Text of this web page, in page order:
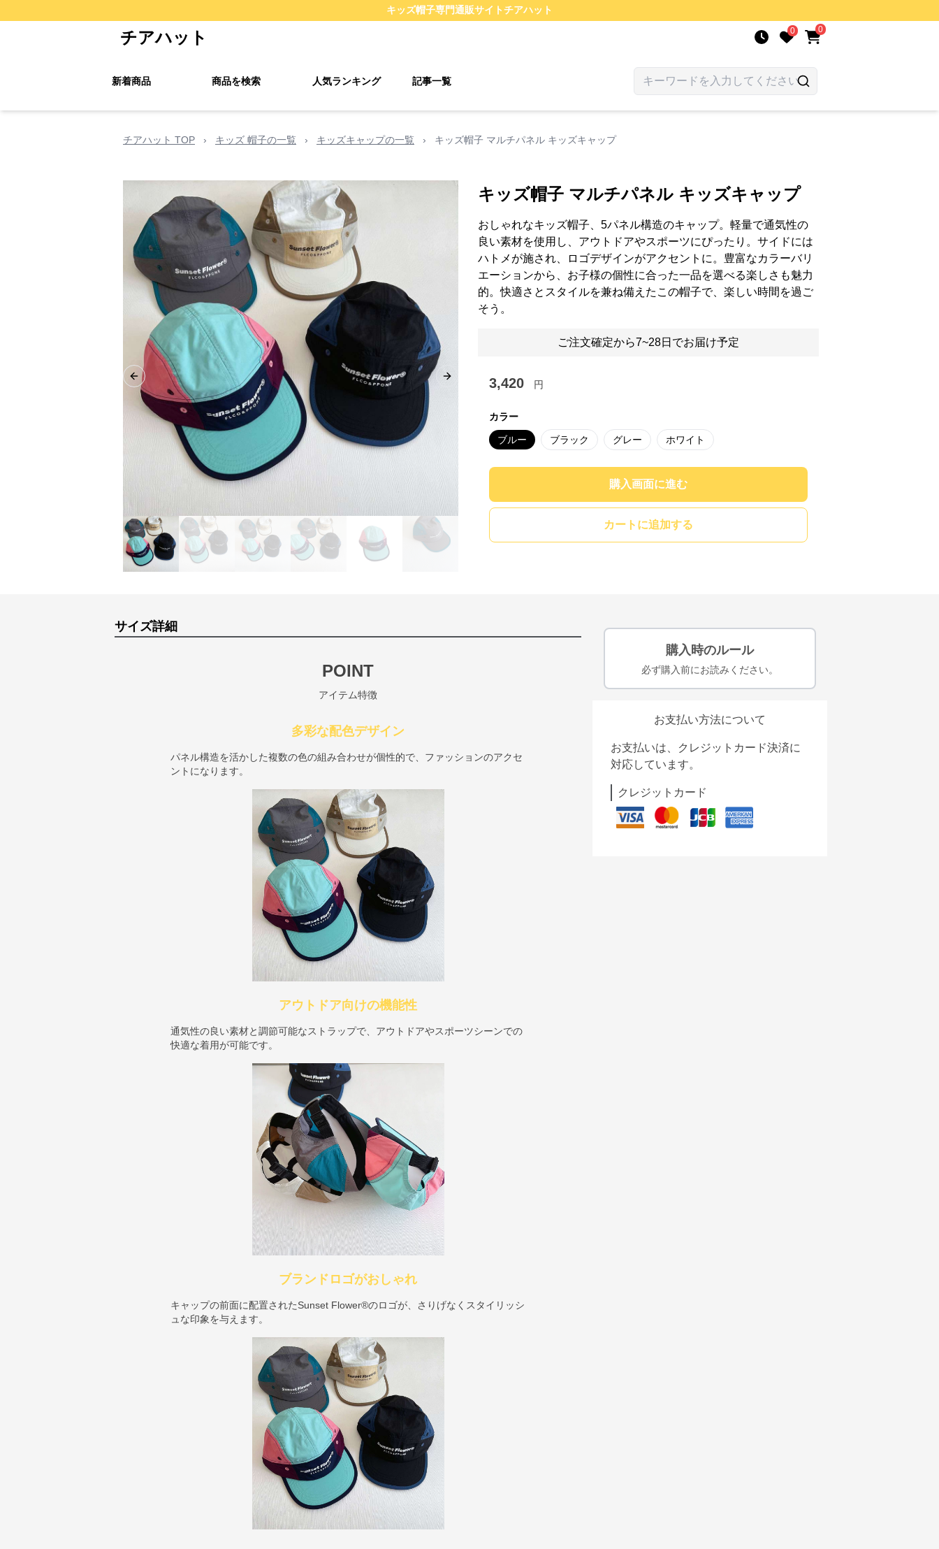
キッズ帽子専門通販サイトチアハット
チアハット 0 0
新着商品 商品を検索 人気ランキング 記事一覧
チアハット TOP › キッズ 帽子の一覧 › キッズキャップの一覧 › キッズ帽子 マルチパネル キッズキャップ
Previous slide Next slide
キッズ帽子 マルチパネル キッズキャップ
おしゃれなキッズ帽子、5パネル構造のキャップ。軽量で通気性の
良い素材を使用し、アウトドアやスポーツにぴったり。サイドには
ハトメが施され、ロゴデザインがアクセントに。豊富なカラーバリ
エーションから、お子様の個性に合った一品を選べる楽しさも魅力
的。快適さとスタイルを兼ね備えたこの帽子で、楽しい時間を過ご
そう。
ご注文確定から7~28日でお届け予定
3,420 円
カラー
ブルー ブラック グレー ホワイト
購入画面に進む
カートに追加する
サイズ詳細
POINT
アイテム特徴
多彩な配色デザイン
パネル構造を活かした複数の色の組み合わせが個性的で、ファッションのアクセ
ントになります。
アウトドア向けの機能性
通気性の良い素材と調節可能なストラップで、アウトドアやスポーツシーンでの
快適な着用が可能です。
ブランドロゴがおしゃれ
キャップの前面に配置されたSunset Flower®のロゴが、さりげなくスタイリッシ
ュな印象を与えます。
購入時のルール
必ず購入前にお読みください。
お支払い方法について
お支払いは、クレジットカード決済に
対応しています。
クレジットカード